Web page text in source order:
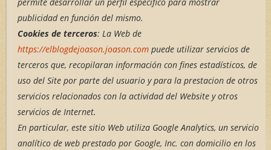
publicidad en función del mismo.
Cookies de terceros: La Web de
https://elblogdejoason.joason.compuede utilizar servicios de
terceros que, recopilaran información con fines estadísticos, de
uso del Site por parte del usuario y para la prestacion de otros
servicios relacionados con la actividad del Website y otros
servicios de Internet.
En particular, este sitio Web utiliza Google Analytics, un servicio
analítico de web prestado por Google, Inc. con domicilio en los